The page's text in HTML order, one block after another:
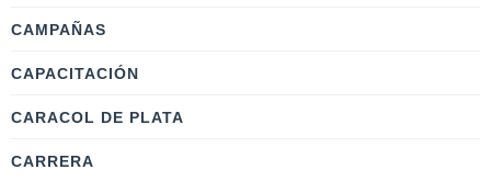
CAMPAÑAS
CAPACITACIÓN
CARACOL DE PLATA
CARRERA